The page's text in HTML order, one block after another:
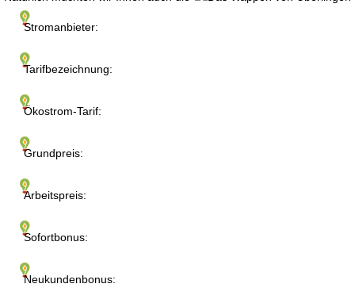
Stromanbieter:
Tarifbezeichnung:
Ökostrom-Tarif:
Grundpreis:
Arbeitspreis:
Sofortbonus:
Neukundenbonus: